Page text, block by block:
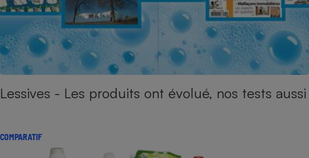
Lessives - Les produits ont évolué, nos tests aussi
COMPARATIF